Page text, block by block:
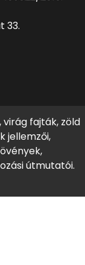
33.
virág fajták, zöld
jellemzői,
útmutatói.